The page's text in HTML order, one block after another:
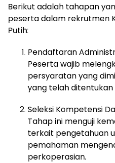
Berikut adalah tahapan
peserta dalam rekrutmen
Putih:
Pendaftaran
Peserta wajib
persyaratan yang
yang telah ditentukan
Seleksi Kompetensi
Tahap ini menguji
terkait pengetahuan
pemahaman
perkoperasian.